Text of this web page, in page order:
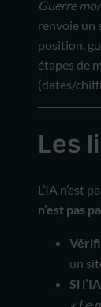
Guerre
renvoie un
position,
étapes de
(dates/
Les
L’IA n’est
n’est pas
un
Si